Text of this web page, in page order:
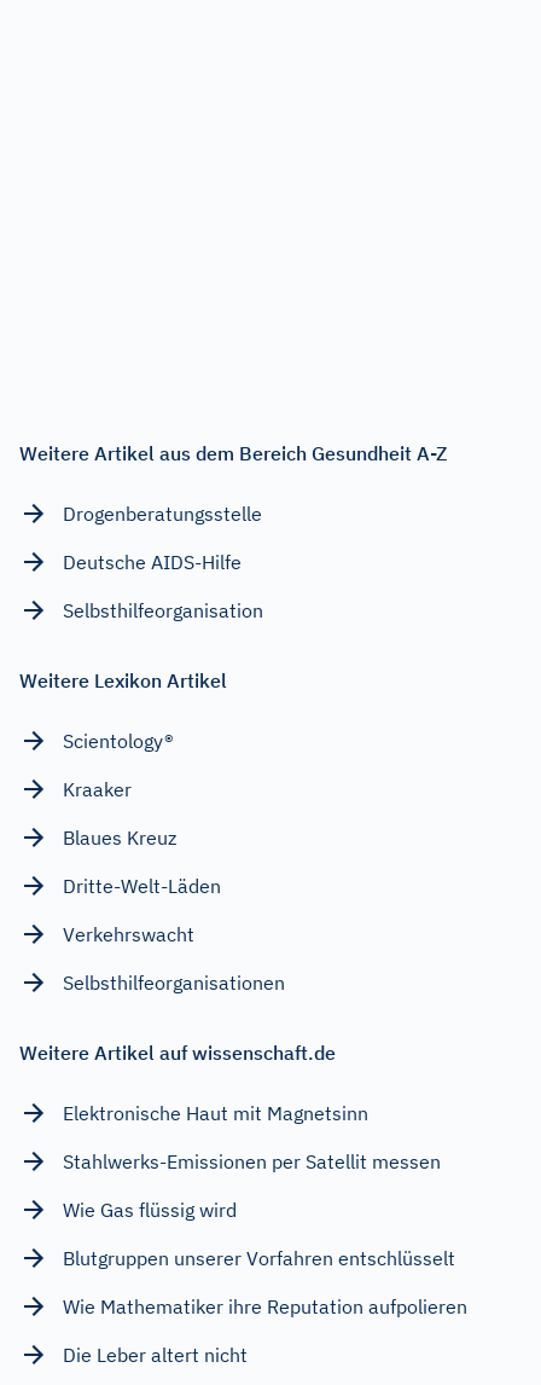
Weitere Artikel aus dem Bereich Gesundheit A-Z
Drogenberatungsstelle
Deutsche AIDS-Hilfe
Selbsthilfeorganisation
Weitere Lexikon Artikel
Scientology®
Kraaker
Blaues Kreuz
Dritte-Welt-Läden
Verkehrswacht
Selbsthilfeorganisationen
Weitere Artikel auf wissenschaft.de
Elektronische Haut mit Magnetsinn
Stahlwerks-Emissionen per Satellit messen
Wie Gas flüssig wird
Blutgruppen unserer Vorfahren entschlüsselt
Wie Mathematiker ihre Reputation aufpolieren
Die Leber altert nicht